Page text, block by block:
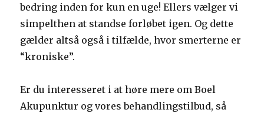
bedring inden for kun en uge! Ellers vælger vi
simpelthen at standse forløbet igen. Og dette
gælder altså også i tilfælde, hvor smerterne er
“kroniske”.
Er du interesseret i at høre mere om Boel
Akupunktur og vores behandlingstilbud, så